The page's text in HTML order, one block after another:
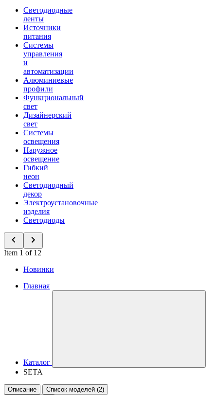
Светодиодные
ленты
Источники
питания
Системы
управления
и
автоматизации
Алюминиевые
профили
Функциональный
свет
Дизайнерский
свет
Системы
освещения
Наружное
освещение
Гибкий
неон
Светодиодный
декор
Электроустановочные
изделия
Светодиоды
Item 1 of 12
Новинки
Главная
Каталог
SETA
Описание
Список моделей (2)